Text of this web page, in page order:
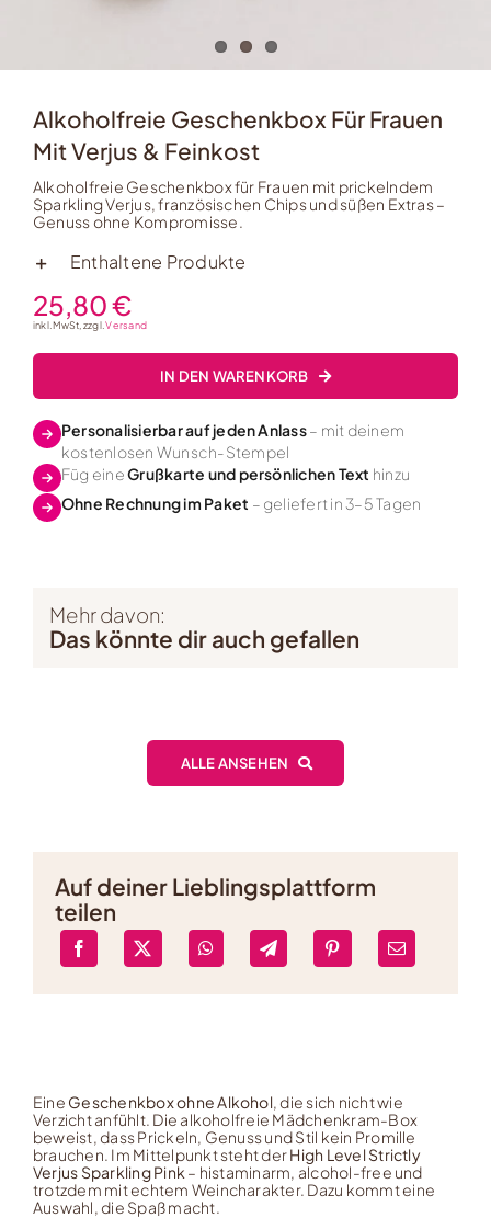
Alkoholfreie Geschenkbox Für Frauen
Mit Verjus & Feinkost
Alkoholfreie Geschenkbox für Frauen mit prickelndem
Sparkling Verjus, französischen Chips und süßen Extras –
Genuss ohne Kompromisse.
Enthaltene Produkte
25,80€
inkl. MwSt, zzgl.Versand
IN DEN WARENKORB
Personalisierbar auf jeden Anlass– mit deinem
kostenlosen Wunsch-Stempel
Füg eineGrußkarte und persönlichen Text hinzu
Ohne Rechnung im Paket – geliefert in 3–5 Tagen
Mehr davon:
Das könnte dir auch gefallen
ALLE ANSEHEN
Auf deiner Lieblingsplattform
teilen
Eine Geschenkbox ohne Alkohol, die sich nicht wie
Verzicht anfühlt. Die alkoholfreie Mädchenkram-Box
beweist, dass Prickeln, Genuss und Stil kein Promille
brauchen. Im Mittelpunkt steht derHigh Level Strictly
Verjus Sparkling Pink – histaminarm, alcohol-free und
trotzdem mit echtem Weincharakter. Dazu kommt eine
Auswahl, die Spaß macht.